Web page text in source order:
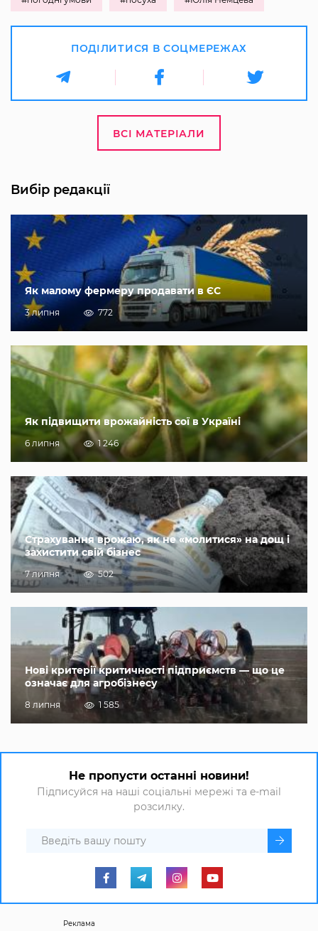
ПОДІЛИТИСЯ В СОЦМЕРЕЖАХ
ВСІ МАТЕРІАЛИ
Вибір редакції
Як малому фермеру продавати в ЄС
3 липня 772
Як підвищити врожайність сої в Україні
6 липня 1 246
Страхування врожаю, як не «молитися» на дощ і
захистити свій бізнес
7 липня 502
Нові критерії критичності підприємств — що це
означає для агробізнесу
8 липня 1 585
Не пропусти останні новини!
Підписуйся на наші соціальні мережі та e-mail
розсилку.
Реклама